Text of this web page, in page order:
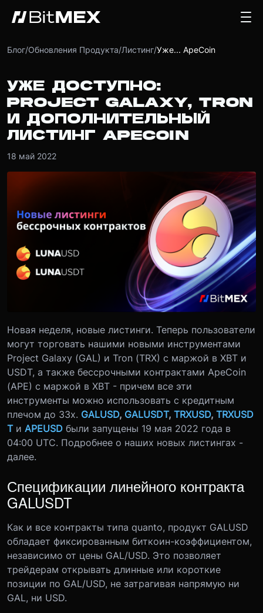
Блог/Обновления Продукта/Листинг/Уже... ApeCoin
УЖЕ ДОСТУПНО:
PROJECT GALAXY, TRON
И ДОПОЛНИТЕЛЬНЫЙ
ЛИСТИНГ APECOIN
18 май 2022
Новая неделя, новые листинги. Теперь пользователи
могут торговать нашими новыми инструментами
Project Galaxy (GAL) и Tron (TRX) с маржой в XBT и
USDT, а также бессрочными контрактами ApeCoin
(APE) с маржой в XBT - причем все эти
инструменты можно использовать с кредитным
плечом до 33x. GALUSD, GALUSDT, TRXUSD, TRXUSD
T и APEUSD были запущены 19 мая 2022 года в
04:00 UTC. Подробнее о наших новых листингах -
далее.
Спецификации линейного контракта
GALUSDT
Как и все контракты типа quanto, продукт GALUSD
обладает фиксированным биткоин-коэффициентом,
независимо от цены GAL/USD. Это позволяет
трейдерам открывать длинные или короткие
позиции по GAL/USD, не затрагивая напрямую ни
GAL, ни USD.